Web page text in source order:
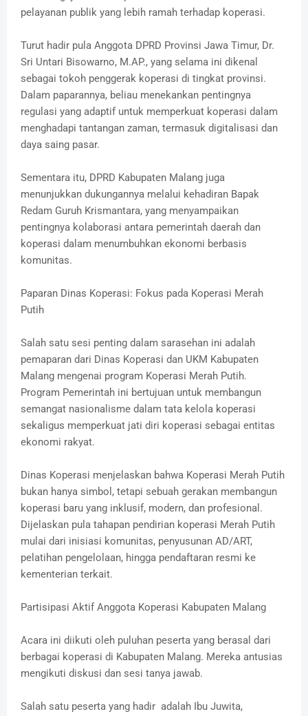
pelayanan publik yang lebih ramah terhadap koperasi.
Turut hadir pula Anggota DPRD Provinsi Jawa Timur, Dr.
Sri Untari Bisowarno, M.AP., yang selama ini dikenal
sebagai tokoh penggerak koperasi di tingkat provinsi.
Dalam paparannya, beliau menekankan pentingnya
regulasi yang adaptif untuk memperkuat koperasi dalam
menghadapi tantangan zaman, termasuk digitalisasi dan
daya saing pasar.
Sementara itu, DPRD Kabupaten Malang juga
menunjukkan dukungannya melalui kehadiran Bapak
Redam Guruh Krismantara, yang menyampaikan
pentingnya kolaborasi antara pemerintah daerah dan
koperasi dalam menumbuhkan ekonomi berbasis
komunitas.
Paparan Dinas Koperasi: Fokus pada Koperasi Merah
Putih
Salah satu sesi penting dalam sarasehan ini adalah
pemaparan dari Dinas Koperasi dan UKM Kabupaten
Malang mengenai program Koperasi Merah Putih.
Program Pemerintah ini bertujuan untuk membangun
semangat nasionalisme dalam tata kelola koperasi
sekaligus memperkuat jati diri koperasi sebagai entitas
ekonomi rakyat.
Dinas Koperasi menjelaskan bahwa Koperasi Merah Putih
bukan hanya simbol, tetapi sebuah gerakan membangun
koperasi baru yang inklusif, modern, dan profesional.
Dijelaskan pula tahapan pendirian koperasi Merah Putih
mulai dari inisiasi komunitas, penyusunan AD/ART,
pelatihan pengelolaan, hingga pendaftaran resmi ke
kementerian terkait.
Partisipasi Aktif Anggota Koperasi Kabupaten Malang
Acara ini diikuti oleh puluhan peserta yang berasal dari
berbagai koperasi di Kabupaten Malang. Mereka antusias
mengikuti diskusi dan sesi tanya jawab.
Salah satu peserta yang hadir adalah Ibu Juwita,